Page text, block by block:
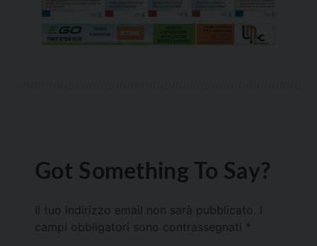
Got Something To Say?
Il tuo indirizzo email non sarà pubblicato.
campi obbligatori sono contrassegnati *